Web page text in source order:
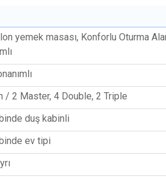
yemek masası, Konforlu Oturma
/ 2 Master, 4 Double, 2 Triple
duş kabinli
ev tipi